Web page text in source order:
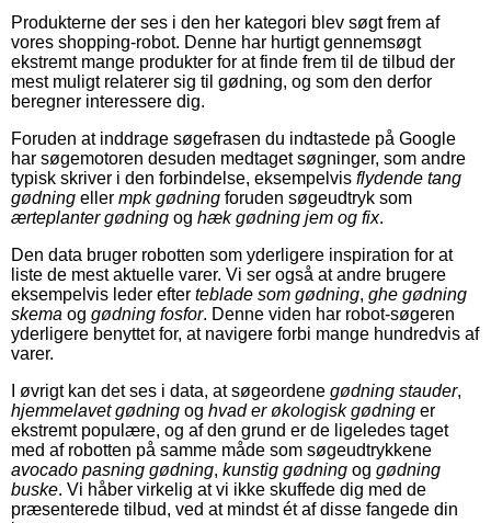
Produkterne der ses i den her kategori blev søgt frem af
vores shopping-robot. Denne har hurtigt gennemsøgt
ekstremt mange produkter for at finde frem til de tilbud der
mest muligt relaterer sig til gødning, og som den derfor
beregner interessere dig.
Foruden at inddrage søgefrasen du indtastede på Google
har søgemotoren desuden medtaget søgninger, som andre
typisk skriver i den forbindelse, eksempelvis flydende tang
gødning eller mpk gødning foruden søgeudtryk som
ærteplanter gødning og hæk gødning jem og fix.
Den data bruger robotten som yderligere inspiration for at
liste de mest aktuelle varer. Vi ser også at andre brugere
eksempelvis leder efter teblade som gødning, ghe gødning
skema og gødning fosfor. Denne viden har robot-søgeren
yderligere benyttet for, at navigere forbi mange hundredvis af
varer.
I øvrigt kan det ses i data, at søgeordene gødning stauder,
hjemmelavet gødning og hvad er økologisk gødning er
ekstremt populære, og af den grund er de ligeledes taget
med af robotten på samme måde som søgeudtrykkene
avocado pasning gødning, kunstig gødning og gødning
buske. Vi håber virkelig at vi ikke skuffede dig med de
præsenterede tilbud, ved at mindst ét af disse fangede din